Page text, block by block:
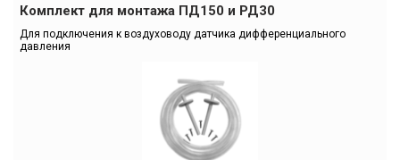
Комплект для монтажа ПД150 и РД30
Для подключения к воздуховоду датчика дифференциального
давления